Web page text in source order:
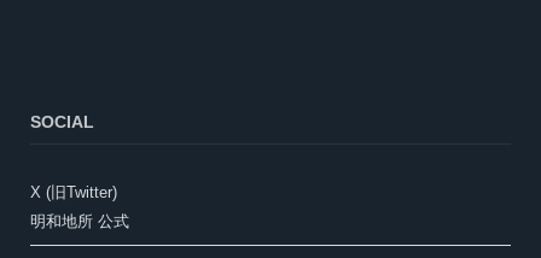
SOCIAL
X (旧Twitter)
明和地所 公式